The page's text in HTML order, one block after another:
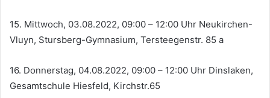
15. Mittwoch, 03.08.2022, 09:00 – 12:00 Uhr Neukirchen-
Vluyn, Stursberg-Gymnasium, Tersteegenstr. 85 a
16. Donnerstag, 04.08.2022, 09:00 – 12:00 Uhr Dinslaken,
Gesamtschule Hiesfeld, Kirchstr.65